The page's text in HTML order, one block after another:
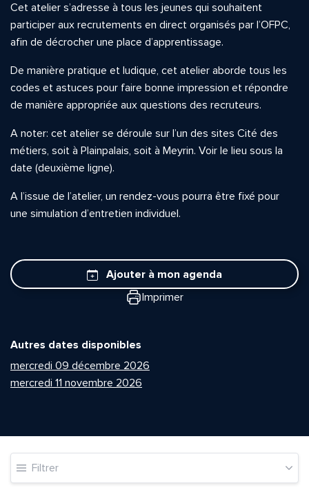
Cet atelier s’adresse à tous les jeunes qui souhaitent
participer aux recrutements en direct organisés par l’OFPC,
afin de décrocher une place d’apprentissage.
De manière pratique et ludique, cet atelier aborde tous les
codes et astuces pour faire bonne impression et répondre
de manière appropriée aux questions des recruteurs.
A noter: cet atelier se déroule sur l’un des sites Cité des
métiers, soit à Plainpalais, soit à Meyrin. Voir le lieu sous la
date (deuxième ligne).
A l’issue de l’atelier, un rendez-vous pourra être fixé pour
une simulation d’entretien individuel.
Ajouter à mon agenda
Imprimer
Autres dates disponibles
mercredi 09 décembre 2026
mercredi 11 novembre 2026
Filtrer